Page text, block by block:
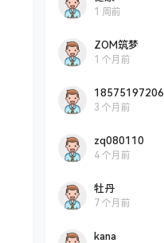
1 周前
ZOM筑梦
1 个月前
18575197206
3 个月前
zq080110
4 个月前
牡丹
7 个月前
kana